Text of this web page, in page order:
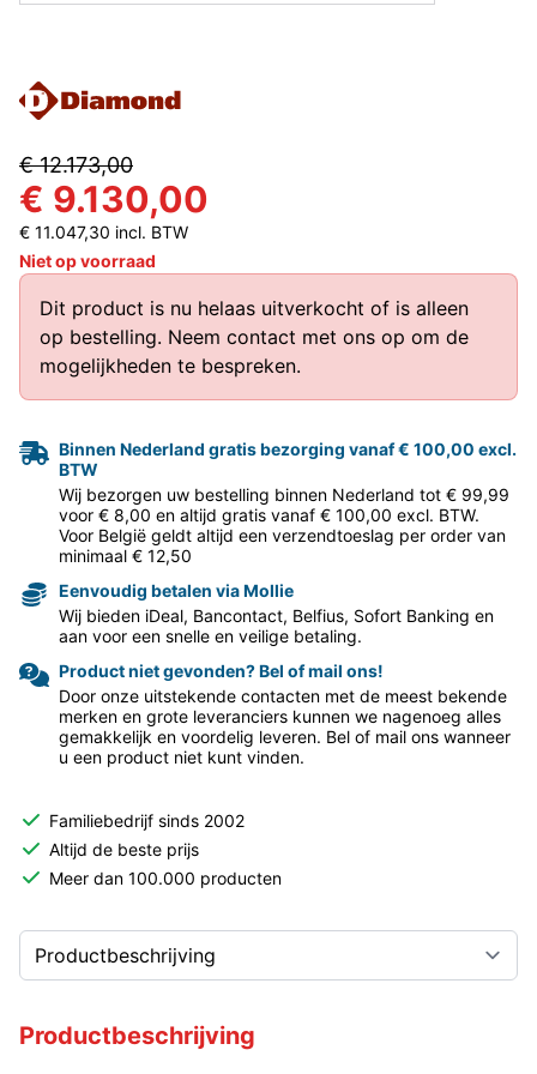
€ 12.173,00
€ 9.130,00
€ 11.047,30 incl. BTW
Niet op voorraad
Dit product is nu helaas uitverkocht of is alleen
op bestelling. Neem contact met ons op om de
mogelijkheden te bespreken.
Binnen Nederland gratis bezorging vanaf € 100,00 excl.
BTW
Wij bezorgen uw bestelling binnen Nederland tot € 99,99
voor € 8,00 en altijd gratis vanaf € 100,00 excl. BTW.
Voor België geldt altijd een verzendtoeslag per order van
minimaal € 12,50
Eenvoudig betalen via Mollie
Wij bieden iDeal, Bancontact, Belfius, Sofort Banking en
aan voor een snelle en veilige betaling.
Product niet gevonden? Bel of mail ons!
Door onze uitstekende contacten met de meest bekende
merken en grote leveranciers kunnen we nagenoeg alles
gemakkelijk en voordelig leveren. Bel of mail ons wanneer
u een product niet kunt vinden.
Familiebedrijf sinds 2002
Altijd de beste prijs
Meer dan 100.000 producten
Productbeschrijving